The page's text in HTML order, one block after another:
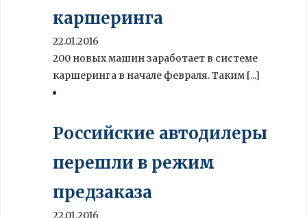
каршеринга
22.01.2016
200 новых машин заработает в системе
каршеринга в начале февраля. Таким [...]
Российские автодилеры
перешли в режим
предзаказа
22.01.2016